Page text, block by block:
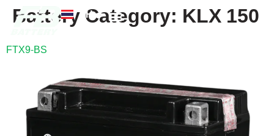
TH
EN
Battery Category: KLX 150
FTX9-BS